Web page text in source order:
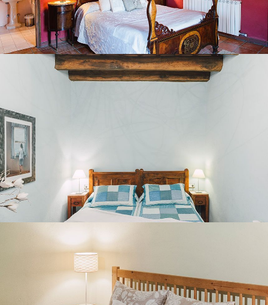
BEDROOM 4
BEDROOM 5